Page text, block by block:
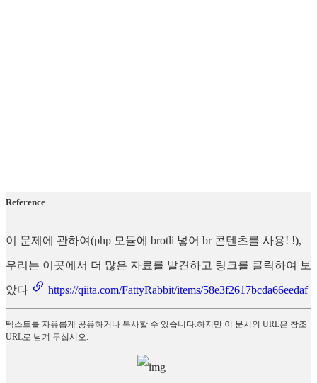
Reference
이 문제에 관하여(php 모듈에 brotli 넣어 br 콘텐츠를 사용! !),
우리는 이곳에서 더 많은 자료를 발견하고 링크를 클릭하여 보
았다 https://qiita.com/FattyRabbit/items/58e3f2617bcda66eedaf
텍스트를 자유롭게 공유하거나 복사할 수 있습니다.하지만 이 문서의 URL은 참조
URL로 남겨 두십시오.